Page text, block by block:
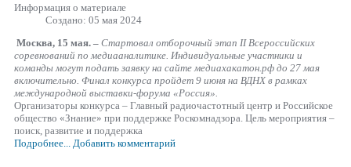
Информация о материале
Создано: 05 мая 2024
Москва, 15 мая. – Стартовал отборочный этап II Всероссийских
соревнований по медиааналитике. Индивидуальные участники и
команды могут подать заявку на сайте медиахакатон.рф до 27 мая
включительно. Финал конкурса пройдет 9 июня на ВДНХ в рамках
международной выставки-форума «Россия».
Организаторы конкурса – Главный радиочастотный центр и Российское
общество «Знание» при поддержке Роскомнадзора. Цель мероприятия –
поиск, развитие и поддержка
Подробнее...
Добавить комментарий